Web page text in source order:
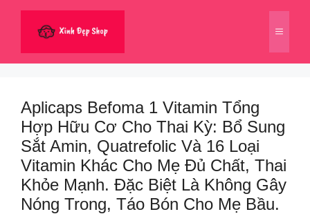
dung
Menu
Aplicaps Befoma 1 Vitamin Tổng
Hợp Hữu Cơ Cho Thai Kỳ: Bổ Sung
Sắt Amin, Quatrefolic Và 16 Loại
Vitamin Khác Cho Mẹ Đủ Chất, Thai
Khỏe Mạnh. Đặc Biệt Là Không Gây
Nóng Trong, Táo Bón Cho Mẹ Bầu.